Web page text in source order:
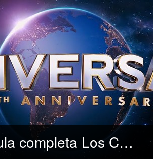
[Ver-Cuevana 3] Película completa Los Campeones | Online Español y Latino